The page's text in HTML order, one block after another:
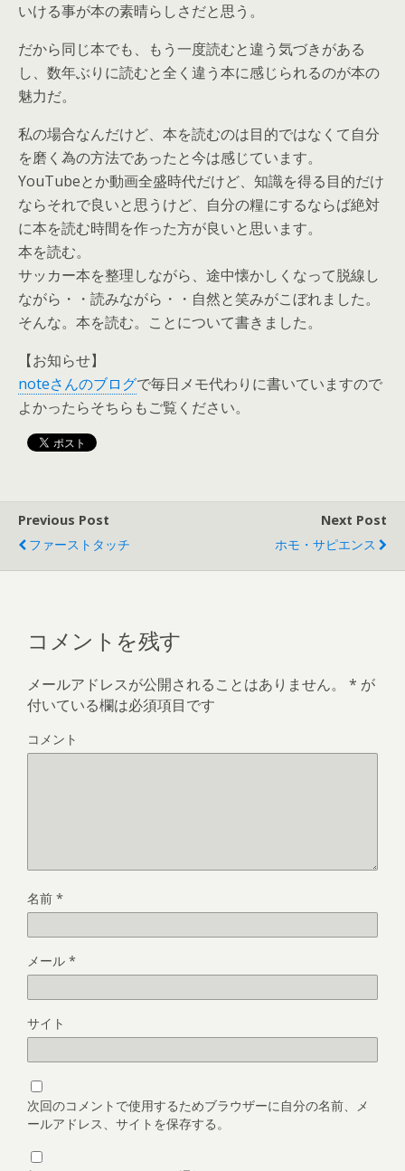
いける事が本の素晴らしさだと思う。
だから同じ本でも、もう一度読むと違う気づきがある
し、数年ぶりに読むと全く違う本に感じられるのが本の
魅力だ。
私の場合なんだけど、本を読むのは目的ではなくて自分
を磨く為の方法であったと今は感じています。
YouTubeとか動画全盛時代だけど、知識を得る目的だけ
ならそれで良いと思うけど、自分の糧にするならば絶対
に本を読む時間を作った方が良いと思います。
本を読む。
サッカー本を整理しながら、途中懐かしくなって脱線し
ながら・・読みながら・・自然と笑みがこぼれました。
そんな。本を読む。ことについて書きました。
【お知らせ】
noteさんのブログで毎日メモ代わりに書いていますので
よかったらそちらもご覧ください。
Previous Post
ファーストタッチ
Next Post
ホモ・サピエンス
コメントを残す
メールアドレスが公開されることはありません。 * が
付いている欄は必須項目です
コメント
名前 *
メール *
サイト
次回のコメントで使用するためブラウザーに自分の名前、メ
ールアドレス、サイトを保存する。